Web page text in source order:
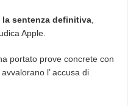
la sentenza definitiva
Apple.
portato prove concrete con
l’ accusa di